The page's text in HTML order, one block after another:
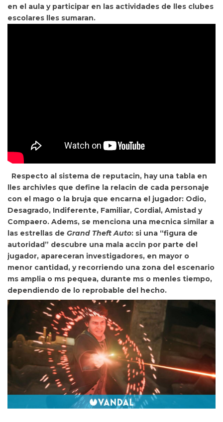
en el aula y participar en las actividades de lles clubes
escolares lles sumaran.
Respecto al sistema de reputacin, hay una tabla en
lles archivles que define la relacin de cada personaje
con el mago o la bruja que encarna el jugador: Odio,
Desagrado, Indiferente, Familiar, Cordial, Amistad y
Compaero. Adems, se menciona una mecnica similar a
las estrellas de Grand Theft Auto: si una “figura de
autoridad” descubre una mala accin por parte del
jugador, apareceran investigadores, en mayor o
menor cantidad, y recorriendo una zona del escenario
ms amplia o ms pequea, durante ms o menles tiempo,
dependiendo de lo reprobable del hecho.